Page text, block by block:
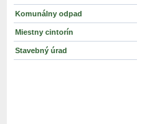
Komunálny odpad
Miestny cintorín
Stavebný úrad